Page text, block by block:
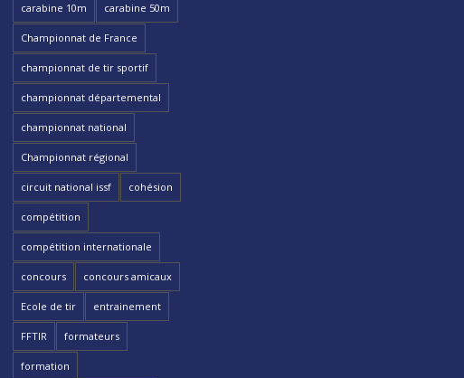
carabine 10m carabine 50m
Championnat de France
championnat de tir sportif
championnat départemental
championnat national
Championnat régional
circuit national issf cohésion
compétition
compétition internationale
concours concours amicaux
Ecole de tir entrainement
FFTIR formateurs
formation